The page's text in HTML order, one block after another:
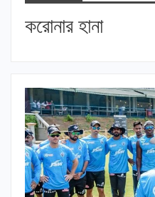
করোনার হানা